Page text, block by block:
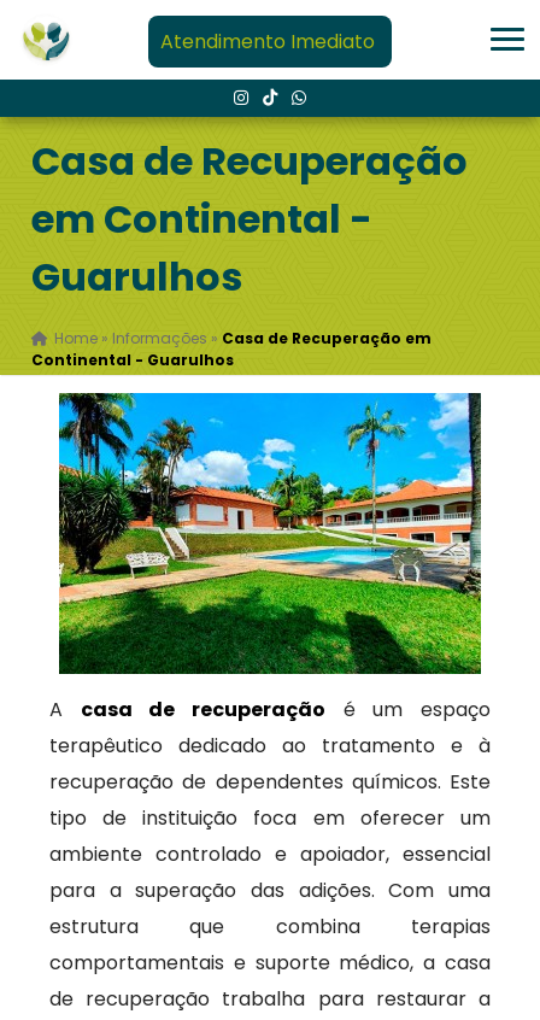
Atendimento Imediato
Casa de Recuperação
em Continental -
Guarulhos
Home » Informações » Casa de Recuperação em
Continental - Guarulhos
A casa de recuperação é um espaço
terapêutico dedicado ao tratamento e à
recuperação de dependentes químicos. Este
tipo de instituição foca em oferecer um
ambiente controlado e apoiador, essencial
para a superação das adições. Com uma
estrutura que combina terapias
comportamentais e suporte médico, a casa
de recuperação trabalha para restaurar a